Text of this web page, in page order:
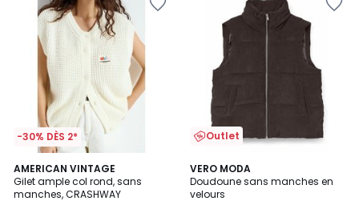
-30% DÈS 2*
AMERICAN VINTAGE
Gilet ample col rond, sans
manches, CRASHWAY
Outlet
VERO MODA
Doudoune sans manches en
velours
4,8
/ 5